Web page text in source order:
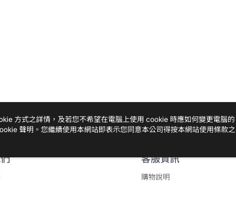
客服資訊
購物說明
方式之詳情，及若您不希望在電腦上使用 cookie 時應如何變更電腦的
聲明。您繼續使用本網站即表示您同意本公司得按本網站使用條款之